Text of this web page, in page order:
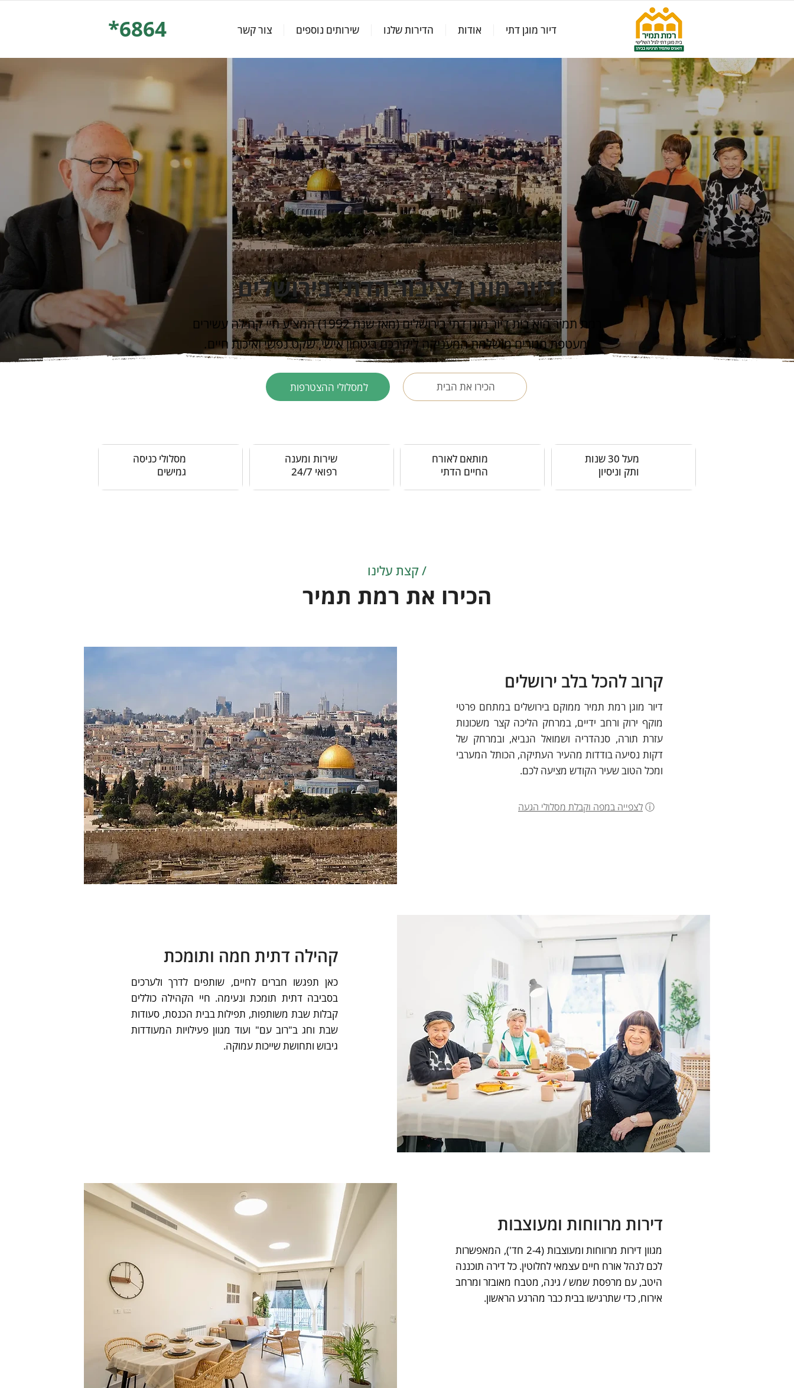
*6864 דיור מוגן דתי אודות הדירות שלנו שירותים נוספים צור קשר
דיור מוגן לציבור הדתי בירושלים
רמת תמיר הוא בית דיור מוגן דתי בירושלים (מאז שנת 1992) המציע חיי קהילה עשירים
ומעטפת מגורים מושלמת המעניקה ליקירכם ביטחון אישי, שקט נפשי ואיכות חיים.
למסלולי ההצטרפות הכירו את הבית
מעל 30 שנות
ותק וניסיון
מותאם לאורח
החיים הדתי
שירות ומענה
רפואי 24/7
מסלולי כניסה
גמישים
/ קצת עלינו
הכירו את רמת תמיר
קרוב להכל בלב ירושלים
דיור מוגן רמת תמיר ממוקם בירושלים במתחם פרטי
מוקף ירוק ורחב ידיים, במרחק הליכה קצר משכונות
עזרת תורה, סנהדריה ושמואל הנביא, ובמרחק של
דקות נסיעה בודדות מהעיר העתיקה, הכותל המערבי
ומכל הטוב שעיר הקודש מציעה לכם.
ⓘלצפייה במפה וקבלת מסלולי הגעה
קהילה דתית חמה ותומכת
כאן תפגשו חברים לחיים, שותפים לדרך ולערכים
בסביבה דתית תומכת ונעימה. חיי הקהילה כוללים
קבלות שבת משותפות, תפילות בבית הכנסת, סעודות
שבת וחג ב"רוב עם" ועוד מגוון פעילויות המעודדות
גיבוש ותחושת שייכות עמוקה.
דירות מרווחות ומעוצבות
מגוון דירות מרווחות ומעוצבות (2-4 חד'), המאפשרות
לכם לנהל אורח חיים עצמאי לחלוטין. כל דירה תוכננה
היטב, עם מרפסת שמש / גינה, מטבח מאובזר ומרחב
אירוח, כדי שתרגישו בבית כבר מהרגע הראשון.